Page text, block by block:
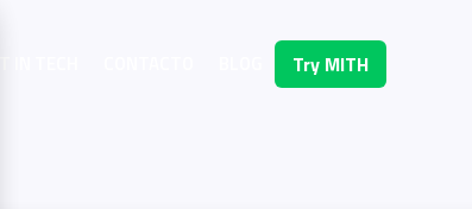
Try MITH